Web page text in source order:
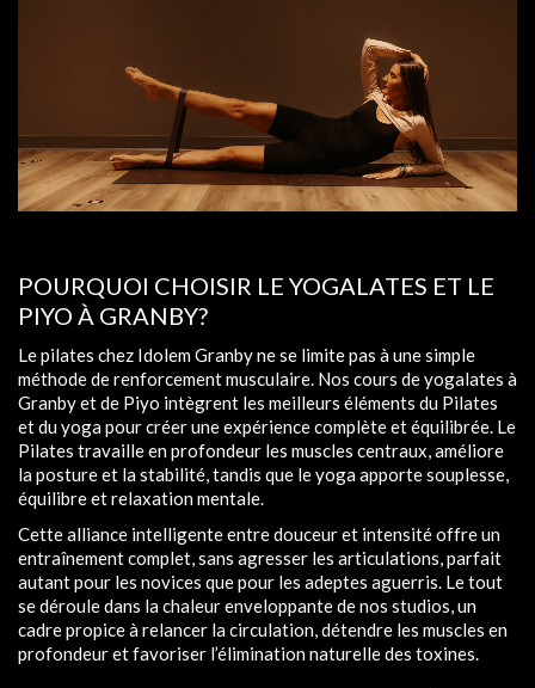
POURQUOI CHOISIR LE YOGALATES ET LE
PIYO À GRANBY?
Le pilates chez Idolem Granby ne se limite pas à une simple
méthode de renforcement musculaire. Nos cours de yogalates à
Granby et de Piyo intègrent les meilleurs éléments du Pilates
et du yoga pour créer une expérience complète et équilibrée. Le
Pilates travaille en profondeur les muscles centraux, améliore
la posture et la stabilité, tandis que le yoga apporte souplesse,
équilibre et relaxation mentale.
Cette alliance intelligente entre douceur et intensité offre un
entraînement complet, sans agresser les articulations, parfait
autant pour les novices que pour les adeptes aguerris. Le tout
se déroule dans la chaleur enveloppante de nos studios, un
cadre propice à relancer la circulation, détendre les muscles en
profondeur et favoriser l’élimination naturelle des toxines.